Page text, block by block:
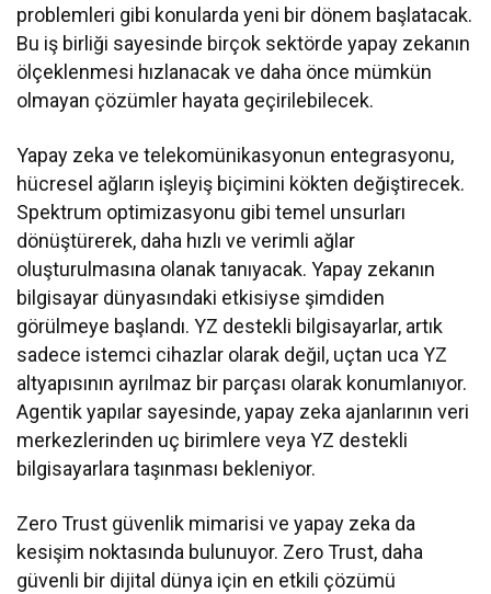
problemleri gibi konularda yeni bir dönem başlatacak.
Bu iş birliği sayesinde birçok sektörde yapay zekanın
ölçeklenmesi hızlanacak ve daha önce mümkün
olmayan çözümler hayata geçirilebilecek.
Yapay zeka ve telekomünikasyonun entegrasyonu,
hücresel ağların işleyiş biçimini kökten değiştirecek.
Spektrum optimizasyonu gibi temel unsurları
dönüştürerek, daha hızlı ve verimli ağlar
oluşturulmasına olanak tanıyacak. Yapay zekanın
bilgisayar dünyasındaki etkisiyse şimdiden
görülmeye başlandı. YZ destekli bilgisayarlar, artık
sadece istemci cihazlar olarak değil, uçtan uca YZ
altyapısının ayrılmaz bir parçası olarak konumlanıyor.
Agentik yapılar sayesinde, yapay zeka ajanlarının veri
merkezlerinden uç birimlere veya YZ destekli
bilgisayarlara taşınması bekleniyor.
Zero Trust güvenlik mimarisi ve yapay zeka da
kesişim noktasında bulunuyor. Zero Trust, daha
güvenli bir dijital dünya için en etkili çözümü